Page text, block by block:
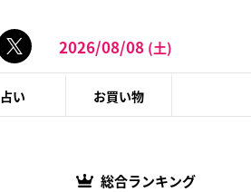
2026/08/08 (土)
占い お買い物
総合ランキング